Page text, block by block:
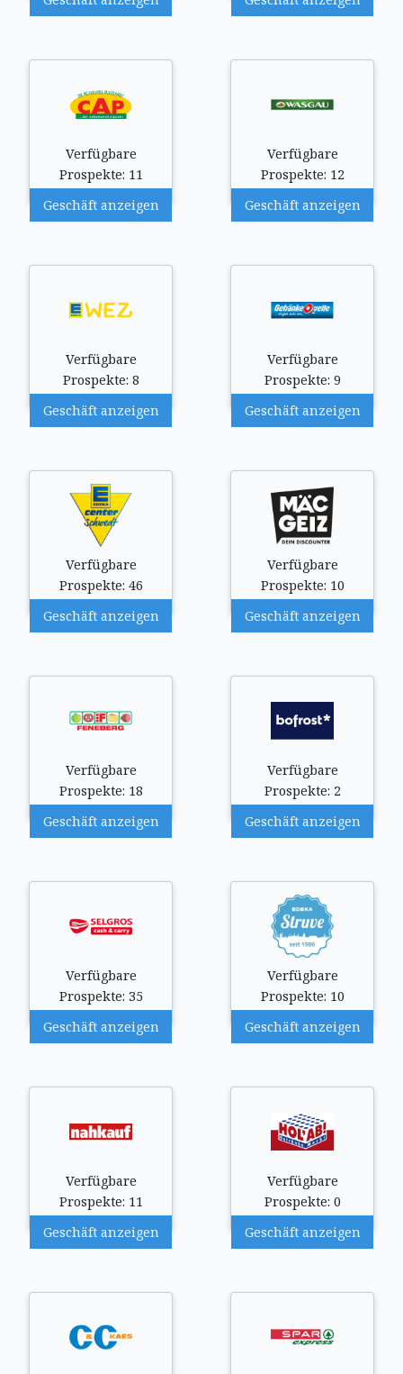
Verfügbare
Prospekte: 11
Geschäft anzeigen
Verfügbare
Prospekte: 12
Geschäft anzeigen
Verfügbare
Prospekte: 8
Geschäft anzeigen
Verfügbare
Prospekte: 9
Geschäft anzeigen
Verfügbare
Prospekte: 46
Geschäft anzeigen
Verfügbare
Prospekte: 10
Geschäft anzeigen
Verfügbare
Prospekte: 18
Geschäft anzeigen
Verfügbare
Prospekte: 2
Geschäft anzeigen
Verfügbare
Prospekte: 35
Geschäft anzeigen
Verfügbare
Prospekte: 10
Geschäft anzeigen
Verfügbare
Prospekte: 11
Geschäft anzeigen
Verfügbare
Prospekte: 0
Geschäft anzeigen